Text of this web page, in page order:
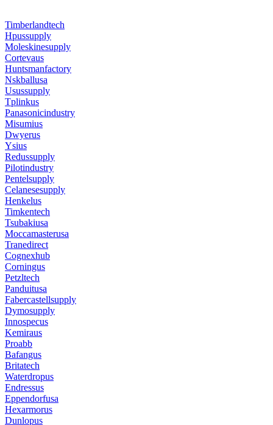
Timberlandtech
Hpussupply
Moleskinesupply
Cortevaus
Huntsmanfactory
Nskballusa
Usussupply
Tplinkus
Panasonicindustry
Misumius
Dwyerus
Ysius
Redussupply
Pilotindustry
Pentelsupply
Celanesesupply
Henkelus
Timkentech
Tsubakiusa
Moccamasterusa
Tranedirect
Cognexhub
Corningus
Petzltech
Panduitusa
Fabercastellsupply
Dymosupply
Innospecus
Kemiraus
Proabb
Bafangus
Britatech
Waterdropus
Endressus
Eppendorfusa
Hexarmorus
Dunlopus